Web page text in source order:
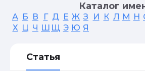
Каталог
А Б В Г Д Е Ж З И К Л М Н
Х Ц Ч Ш Щ Э Ю Я
Статья